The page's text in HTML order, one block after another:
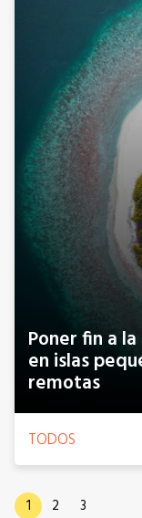
Poner fin a
en islas
remotas
TODOS
1 2 3